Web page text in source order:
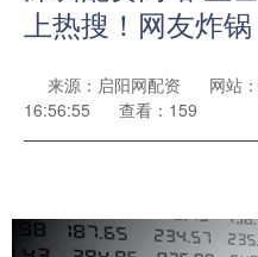
上热搜！网友炸锅
来源：启阳网配资 网站
16:56:55
查看：159